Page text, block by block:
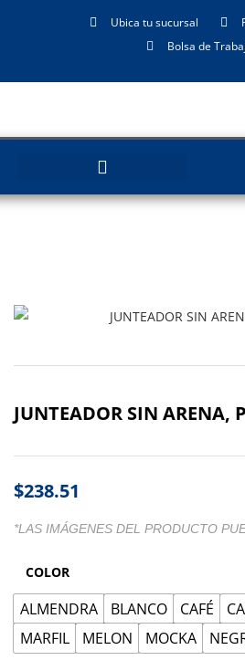
Ubica tu sucursal
Bolsa de
JUNTEADOR SIN ARENA,
$238.51
*LAS IMÁGENES DEL PRODUCTO
COLOR
ALMENDRA BLANCO CAFÉ
MARFIL
MELON MOCKA